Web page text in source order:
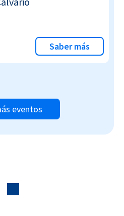
Saber más
eventos